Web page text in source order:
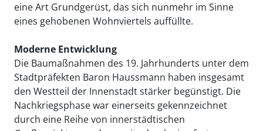
eine Art Grundgerüst, das sich nunmehr im Sinne
eines gehobenen Wohnviertels auffüllte.
Moderne Entwicklung
Die Baumaßnahmen des 19. Jahrhunderts unter dem
Stadtpräfekten Baron Haussmann haben insgesamt
den Westteil der Innenstadt stärker begünstigt. Die
Nachkriegsphase war einerseits gekennzeichnet
durch eine Reihe von innerstädtischen